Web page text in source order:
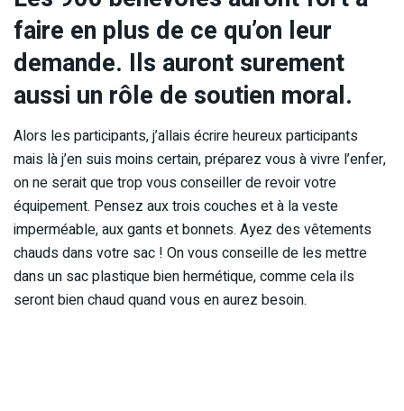
faire en plus de ce qu’on leur
demande. Ils auront surement
aussi un rôle de soutien moral.
Alors les participants, j’allais écrire heureux participants
mais là j’en suis moins certain, préparez vous à vivre l’enfer,
on ne serait que trop vous conseiller de revoir votre
équipement. Pensez aux trois couches et à la veste
imperméable, aux gants et bonnets. Ayez des vêtements
chauds dans votre sac ! On vous conseille de les mettre
dans un sac plastique bien hermétique, comme cela ils
seront bien chaud quand vous en aurez besoin.